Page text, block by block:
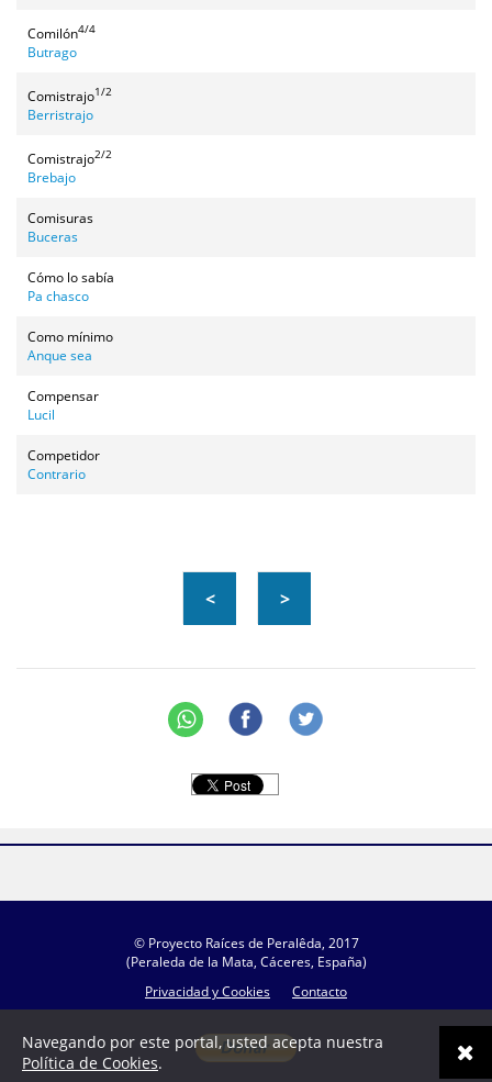
Comilón4/4
Butrago
Comistrajo1/2
Berristrajo
Comistrajo2/2
Brebajo
Comisuras
Buceras
Cómo lo sabía
Pa chasco
Como mínimo
Anque sea
Compensar
Lucil
Competidor
Contrario
< >
© Proyecto Raíces de Peralêda, 2017
(Peraleda de la Mata, Cáceres, España)
Privacidad y Cookies
Contacto
Navegando por este portal, usted acepta nuestra
Política de Cookies.